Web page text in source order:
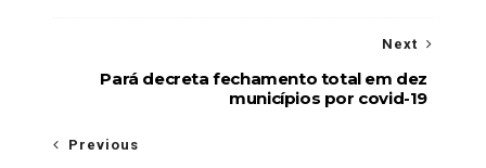
Next
Pará decreta fechamento total em dez
municípios por covid-19
Previous